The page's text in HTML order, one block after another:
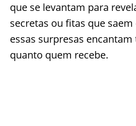
que se levantam para
secretas ou fitas que
essas surpresas
quanto quem recebe.